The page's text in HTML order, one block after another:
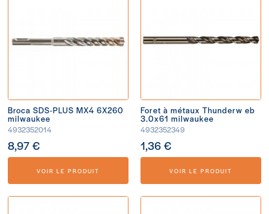
Broca SDS-PLUS MX4 6X260
milwaukee
4932352014
8,97 €
VOIR LE PRODUIT
Foret à métaux Thunderw eb
3.0x61 milwaukee
4932352349
1,36 €
VOIR LE PRODUIT